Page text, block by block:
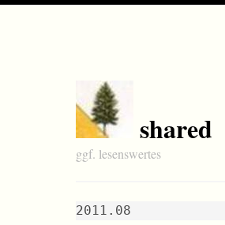
shared
ggf. lesenswertes
2011.08